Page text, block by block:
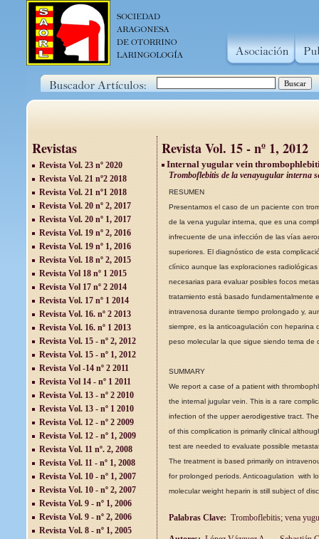
Revistas
Revista Vol. 23 nº 2020
Revista Vol. 21 nº2 2018
Revista Vol. 21 nº1 2018
Revista Vol. 20 nº 2, 2017
Revista Vol. 20 nº 1, 2017
Revista Vol. 19 nº 2, 2016
Revista Vol. 19 nº 1, 2016
Revista Vol. 18 nº 2, 2015
Revista Vol 18 nº 1 2015
Revista Vol 17 nº 2 2014
Revista Vol. 17 nº 1 2014
Revista Vol. 16. nº 2 2013
Revista Vol. 16. nº 1 2013
Revista Vol. 15 - nº 2, 2012
Revista Vol. 15 - nº 1, 2012
Revista Vol -14 nº 2 2011
Revista Vol 14 - nº 1 2011
Revista Vol. 13 - nº 2 2010
Revista Vol. 13 - nº 1 2010
Revista Vol. 12 - nº 2 2009
Revista Vol. 12 - nº 1, 2009
Revista Vol. 11 nº. 2, 2008
Revista Vol. 11 - nº 1, 2008
Revista Vol. 10 - nº 1, 2007
Revista Vol. 10 - nº 2, 2007
Revista Vol. 9 - nº 1, 2006
Revista Vol. 9 - nº 2, 2006
Revista Vol. 8 - nº 1, 2005
Revista Vol. 15 - nº 1, 2012
Internal yugular vein
Tromboflebitis de la venayugular interna
RESUMEN
Presentamos el caso de un paciente con
de la vena yugular interna, que es una
infrecuente de una infección de las vías
superiores. El diagnóstico de esta
clínico aunque las exploraciones radiológicas
necesarias para evaluar posibles focos
tratamiento está basado fundamentalmente
intravenosa durante tiempo prolongado y,
siempre, es la anticoagulación con heparina
peso molecular la que sigue siendo tema de
SUMMARY
We report a case of a patient with
the internal jugular vein. This is a rare
infection of the upper aerodigestive tract.
of this complication is primarily clinical
test are needed to evaluate possible
The treatment is based primarily on
for prolonged periods. Anticoagulation with
molecular weight heparin is still subject of
Palabras Clave: Tromboflebitis; vena